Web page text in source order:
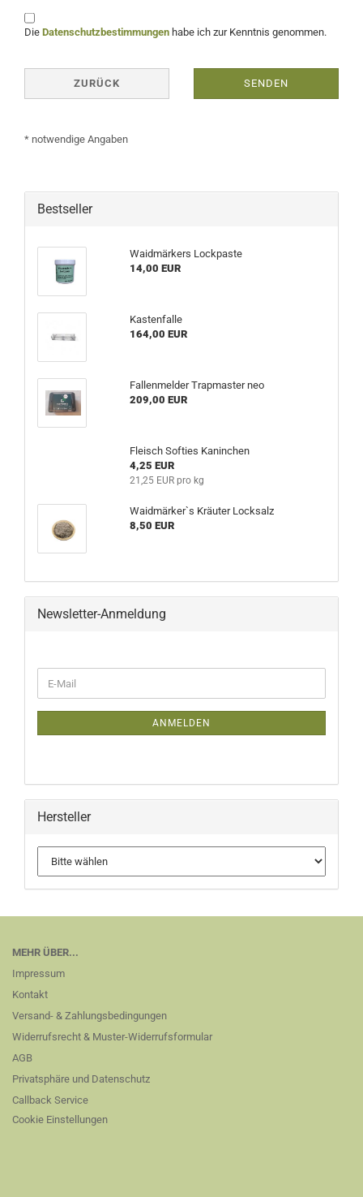
Die Datenschutzbestimmungen habe ich zur Kenntnis genommen.
ZURÜCK SENDEN
* notwendige Angaben
Bestseller
Waidmärkers Lockpaste
14,00 EUR
Kastenfalle
164,00 EUR
Fallenmelder Trapmaster neo
209,00 EUR
Fleisch Softies Kaninchen
4,25 EUR
21,25 EUR pro kg
Waidmärker`s Kräuter Locksalz
8,50 EUR
Newsletter-Anmeldung
E-
Mail
ANMELDEN
Hersteller
MEHR ÜBER...
Impressum
Kontakt
Versand- & Zahlungsbedingungen
Widerrufsrecht & Muster-Widerrufsformular
AGB
Privatsphäre und Datenschutz
Callback Service
Cookie Einstellungen